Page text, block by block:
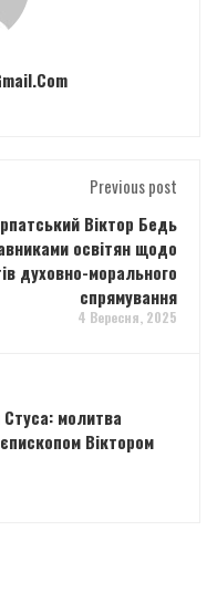
Previous post
Віктор Бедь
освітян щодо
духовно-морального
спрямування
4 Вересня, 2025
Стуса: молитва
Віктором